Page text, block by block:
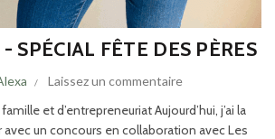
FÊTE DES PÈRES
Laissez un commentaire
et d’entrepreneuriat Aujourd’hui, j’ai la
avec un concours en collaboration avec Les